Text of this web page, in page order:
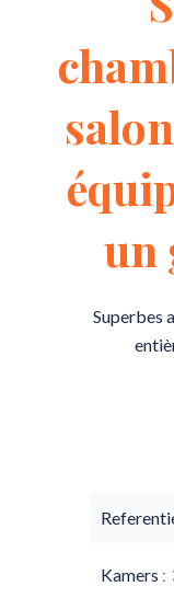
un
Superbes
Kamers